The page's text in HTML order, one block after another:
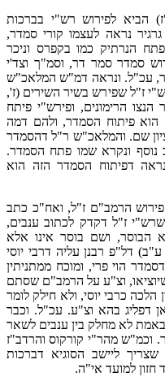
הביא לפירוש רש"י בברכות
נראה לעצמו קורי סמדר,
הנרתיק כמו בקפרס וניכר
סמדר סמר דר, וסמ"ך וצד'י
עכ"ל. ונראה דמ"ש המלאכ"ש
ז"ל שפירש בשיר השירים (ז',
הרימונים, ופירש"י פיתח
הוא פיתוח הסמדר, ולהם דמה
שם. והמלאכ"ש ר"ל דהסמדר
ונקרא שמו פתח הסמדר.
דפיתוח הסמדר הזה הוא
הרמב"ם ז"ל, ואח"כ כתב
ז"ל דקדק לכתוב ענבים,
הבוסר, ושם בוסר אינו אלא
דל"פ רבנן עליה דרבי יוסי
הוי פרי, ומוכח ממתניתין
וצ"ע על הרמב"ם שסתם
הלכה כרבי יוסי, ולא חילק לומר
דפליג בהא וצ"ע. עכ"ל. וכבר
לא מחלק בין ענבים לשאר
וכמ"ש מהר"י קורקוס והרדב"ז
ליישב הסוגיא דברכות
למועד אי"ה.